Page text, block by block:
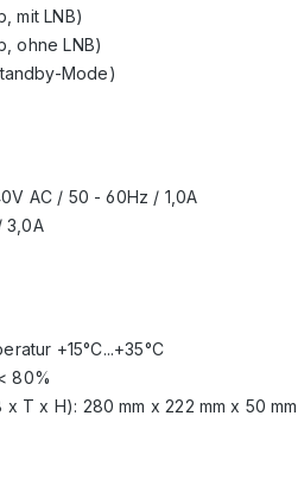
mit LNB)
ohne LNB)
Mode)
AC / 50 - 60Hz / 1,0A
3,0A
+15°C...+35°C
80%
x T x H): 280 mm x 222 mm x 50 mm